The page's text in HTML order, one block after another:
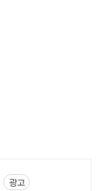
광고